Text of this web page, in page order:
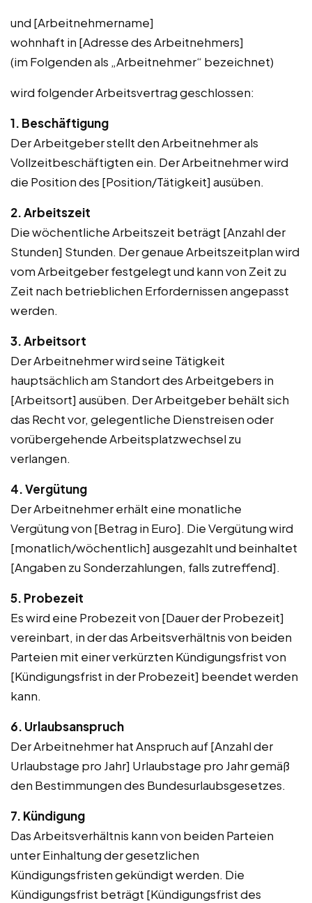
und [Arbeitnehmername]
wohnhaft in [Adresse des Arbeitnehmers]
(im Folgenden als „Arbeitnehmer“ bezeichnet)
wird folgender Arbeitsvertrag geschlossen:
1. Beschäftigung
Der Arbeitgeber stellt den Arbeitnehmer als
Vollzeitbeschäftigten ein. Der Arbeitnehmer wird
die Position des [Position/Tätigkeit] ausüben.
2. Arbeitszeit
Die wöchentliche Arbeitszeit beträgt [Anzahl der
Stunden] Stunden. Der genaue Arbeitszeitplan wird
vom Arbeitgeber festgelegt und kann von Zeit zu
Zeit nach betrieblichen Erfordernissen angepasst
werden.
3. Arbeitsort
Der Arbeitnehmer wird seine Tätigkeit
hauptsächlich am Standort des Arbeitgebers in
[Arbeitsort] ausüben. Der Arbeitgeber behält sich
das Recht vor, gelegentliche Dienstreisen oder
vorübergehende Arbeitsplatzwechsel zu
verlangen.
4. Vergütung
Der Arbeitnehmer erhält eine monatliche
Vergütung von [Betrag in Euro]. Die Vergütung wird
[monatlich/wöchentlich] ausgezahlt und beinhaltet
[Angaben zu Sonderzahlungen, falls zutreffend].
5. Probezeit
Es wird eine Probezeit von [Dauer der Probezeit]
vereinbart, in der das Arbeitsverhältnis von beiden
Parteien mit einer verkürzten Kündigungsfrist von
[Kündigungsfrist in der Probezeit] beendet werden
kann.
6. Urlaubsanspruch
Der Arbeitnehmer hat Anspruch auf [Anzahl der
Urlaubstage pro Jahr] Urlaubstage pro Jahr gemäß
den Bestimmungen des Bundesurlaubsgesetzes.
7. Kündigung
Das Arbeitsverhältnis kann von beiden Parteien
unter Einhaltung der gesetzlichen
Kündigungsfristen gekündigt werden. Die
Kündigungsfrist beträgt [Kündigungsfrist des